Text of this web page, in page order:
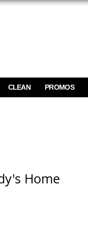
CLEAN PROMOS
Home